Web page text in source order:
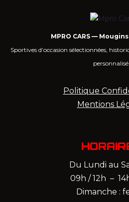
MPRO CARS —
Sportives d’occasion sélectionnées,
personnalisé.
Politique
Mentions
Du Lundi au
09h / 12h –
Dimanche :